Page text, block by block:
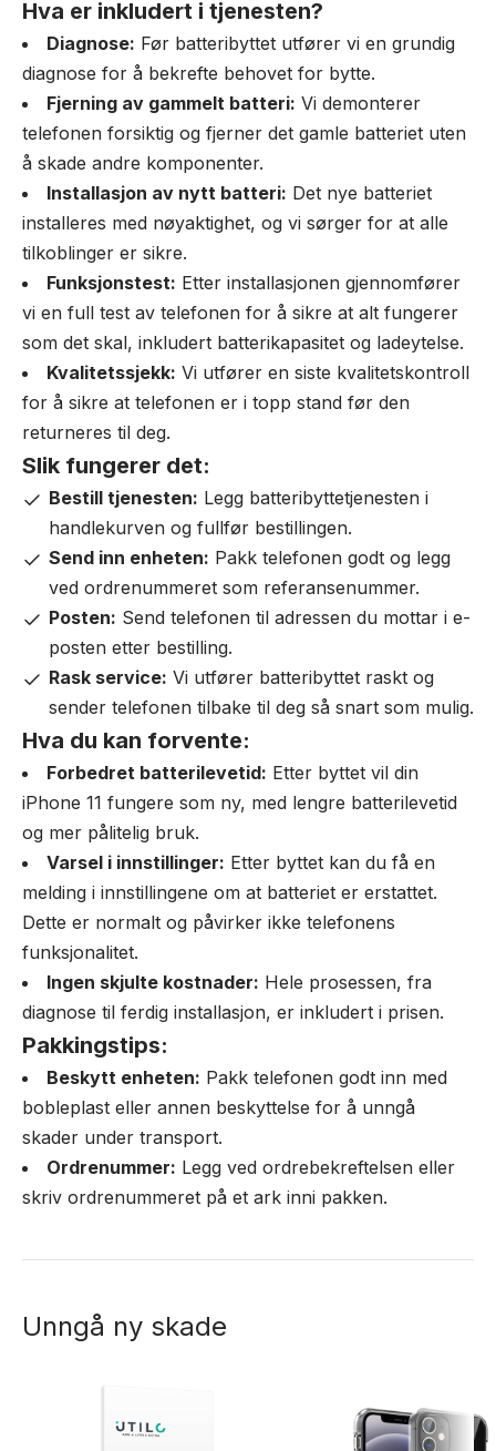
Hva er inkludert i tjenesten?
Diagnose: Før batteribyttet utfører vi en grundig
diagnose for å bekrefte behovet for bytte.
Fjerning av gammelt batteri: Vi demonterer
telefonen forsiktig og fjerner det gamle batteriet uten
å skade andre komponenter.
Installasjon av nytt batteri: Det nye batteriet
installeres med nøyaktighet, og vi sørger for at alle
tilkoblinger er sikre.
Funksjonstest: Etter installasjonen gjennomfører
vi en full test av telefonen for å sikre at alt fungerer
som det skal, inkludert batterikapasitet og ladeytelse.
Kvalitetssjekk: Vi utfører en siste kvalitetskontroll
for å sikre at telefonen er i topp stand før den
returneres til deg.
Slik fungerer det:
Bestill tjenesten: Legg batteribyttetjenesten i
handlekurven og fullfør bestillingen.
Send inn enheten: Pakk telefonen godt og legg
ved ordrenummeret som referansenummer.
Posten: Send telefonen til adressen du mottar i e-
posten etter bestilling.
Rask service: Vi utfører batteribyttet raskt og
sender telefonen tilbake til deg så snart som mulig.
Hva du kan forvente:
Forbedret batterilevetid: Etter byttet vil din
iPhone 11 fungere som ny, med lengre batterilevetid
og mer pålitelig bruk.
Varsel i innstillinger: Etter byttet kan du få en
melding i innstillingene om at batteriet er erstattet.
Dette er normalt og påvirker ikke telefonens
funksjonalitet.
Ingen skjulte kostnader: Hele prosessen, fra
diagnose til ferdig installasjon, er inkludert i prisen.
Pakkingstips:
Beskytt enheten: Pakk telefonen godt inn med
bobleplast eller annen beskyttelse for å unngå
skader under transport.
Ordrenummer: Legg ved ordrebekreftelsen eller
skriv ordrenummeret på et ark inni pakken.
Unngå ny skade